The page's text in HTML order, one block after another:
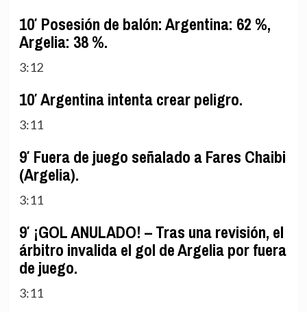
10′ Posesión de balón: Argentina: 62 %,
Argelia: 38 %.
3:12
10′ Argentina intenta crear peligro.
3:11
9′ Fuera de juego señalado a Fares Chaibi
(Argelia).
3:11
9′ ¡GOL ANULADO! – Tras una revisión, el
árbitro invalida el gol de Argelia por fuera
de juego.
3:11